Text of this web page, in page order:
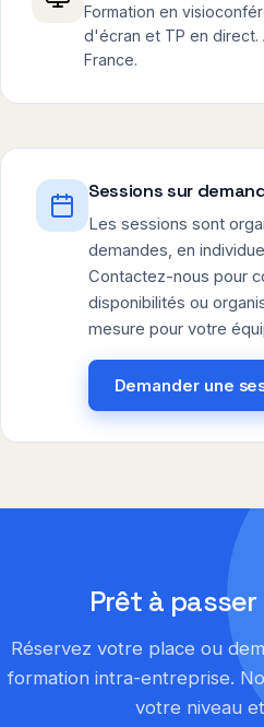
Formation en
d'écran et TP en direct.
France.
Sessions sur
Les sessions sont
demandes, en
Contactez-nous pour
disponibilités ou
mesure pour votre
Demander une
Prêt à
Réservez votre place ou
formation intra-entreprise.
votre niveau